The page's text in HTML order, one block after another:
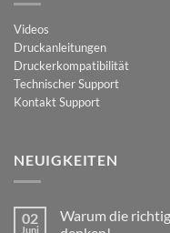
Videos
Druckanleitungen
Druckerkompatibilität
Technischer Support
Kontakt Support
NEUIGKEITEN
02
Juni
Warum die